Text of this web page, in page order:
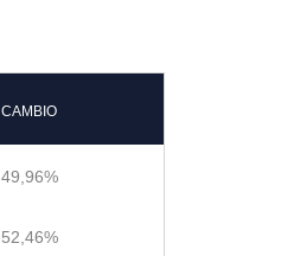
CAMBIO
49,96%
52,46%